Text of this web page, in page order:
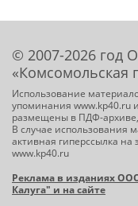
© 2007-2026 год
«Комсомольская
Использование
упоминания www.kp40.ru
размещены в ПДФ-
В случае использования
активная гиперссылка
www.kp40.ru
Реклама в изданиях
Калуга" и на сайте